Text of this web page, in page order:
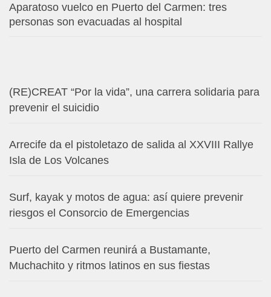
Aparatoso vuelco en Puerto del Carmen: tres
personas son evacuadas al hospital
(RE)CREAT “Por la vida”, una carrera solidaria para
prevenir el suicidio
Arrecife da el pistoletazo de salida al XXVIII Rallye
Isla de Los Volcanes
Surf, kayak y motos de agua: así quiere prevenir
riesgos el Consorcio de Emergencias
Puerto del Carmen reunirá a Bustamante,
Muchachito y ritmos latinos en sus fiestas